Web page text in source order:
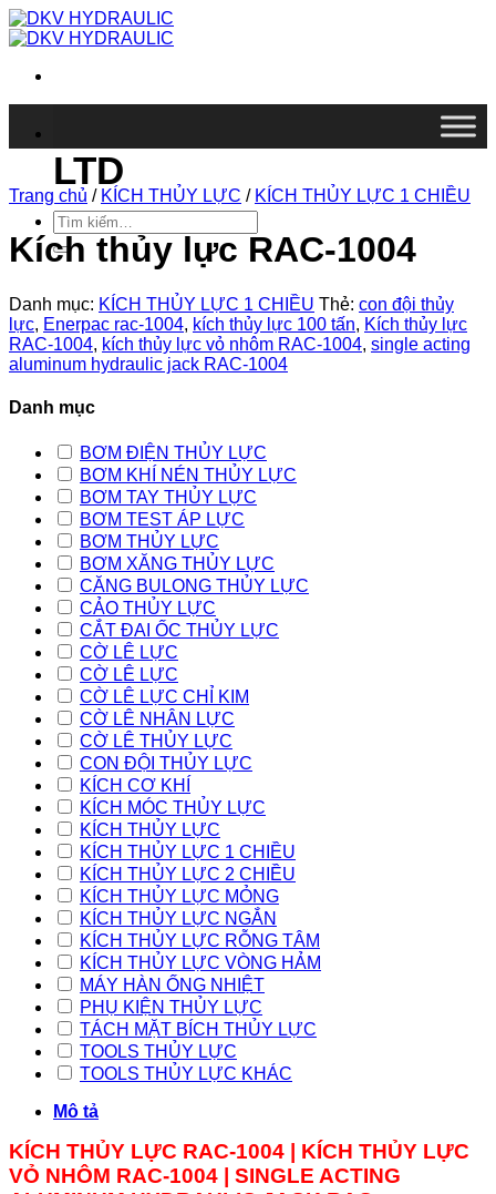
Chuyển
đến
dung
LTD
Tìm
kiếm:
Trang chủ / KÍCH THỦY LỰC / KÍCH THỦY LỰC 1 CHIỀU
Kích thủy lực RAC-1004
Danh mục: KÍCH THỦY LỰC 1 CHIỀU Thẻ: con đội thủy
lực, Enerpac rac-1004, kích thủy lực 100 tấn, Kích thủy lực
RAC-1004, kích thủy lực vỏ nhôm RAC-1004, single acting
aluminum hydraulic jack RAC-1004
Danh mục
BƠM ĐIỆN THỦY LỰC
BƠM KHÍ NÉN THỦY LỰC
BƠM TAY THỦY LỰC
BƠM TEST ÁP LỰC
BƠM THỦY LỰC
BƠM XĂNG THỦY LỰC
CĂNG BULONG THỦY LỰC
CẢO THỦY LỰC
CẮT ĐAI ỐC THỦY LỰC
CỜ LÊ LỰC
CỜ LÊ LỰC
CỜ LÊ LỰC CHỈ KIM
CỜ LÊ NHÂN LỰC
CỜ LÊ THỦY LỰC
CON ĐỘI THỦY LỰC
KÍCH CƠ KHÍ
KÍCH MÓC THỦY LỰC
KÍCH THỦY LỰC
KÍCH THỦY LỰC 1 CHIỀU
KÍCH THỦY LỰC 2 CHIỀU
KÍCH THỦY LỰC MỎNG
KÍCH THỦY LỰC NGẮN
KÍCH THỦY LỰC RỖNG TÂM
KÍCH THỦY LỰC VÒNG HẢM
MÁY HÀN ỐNG NHIỆT
PHỤ KIỆN THỦY LỰC
TÁCH MẶT BÍCH THỦY LỰC
TOOLS THỦY LỰC
TOOLS THỦY LỰC KHÁC
Mô tả
KÍCH THỦY LỰC RAC-1004 | KÍCH THỦY LỰC
VỎ NHÔM RAC-1004
SINGLE ACTING